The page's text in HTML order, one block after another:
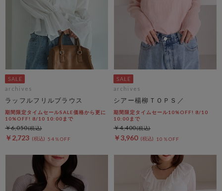
archives
ラッフルフリルブラウス
期間限定タイムセールSALE価格から更に
10%OFF! 8/10 10:00まで
￥2,723 54％OFF
￥6,050
archives
シアー楊柳ＴＯＰＳ／
期間限定タイムセール10%OFF! 8/10
10:00まで
￥3,960 10％OFF
￥4,400